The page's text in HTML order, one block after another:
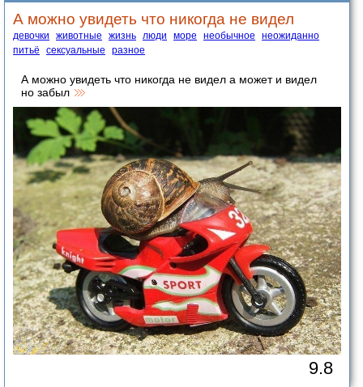
А можно увидеть что никогда не видел
девочки животные жизнь люди море необычное
неожиданно
питьё
сексуальные разное
А можно увидеть что никогда не видел а может и видел
но забыл
9.8